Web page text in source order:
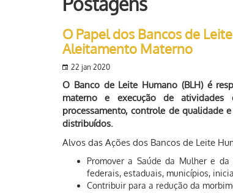
O Papel dos Bancos de
Aleitamento Materno
22 jan 2020
O Banco de Leite Humano (BLH) é
materno e execução de atividades
processamento, controle de qualidade
distribuídos.
Alvos das Ações dos Bancos de Leite
Promover a Saúde da Mulher e
federais, estaduais, municípios,
Contribuir para a redução da